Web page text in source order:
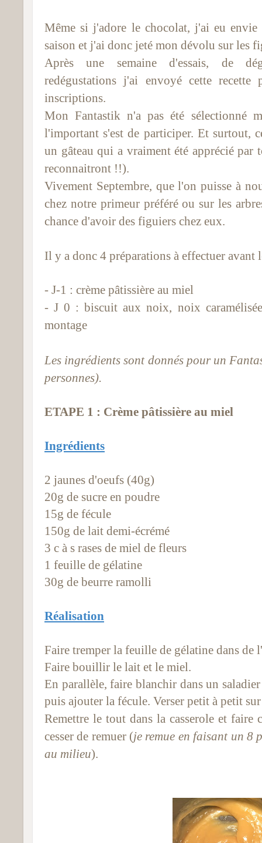
Même si j'adore le chocolat, j'ai eu
saison et j'ai donc jeté mon dévolu sur les
Après une semaine d'essais, de
redégustations j'ai envoyé cette
inscriptions.
Mon Fantastik n'a pas été sélectionné
l'important s'est de participer. Et surtout,
un gâteau qui a vraiment été apprécié
reconnaitront !!).
Vivement Septembre, que l'on puisse à
chez notre primeur préféré ou sur les
chance d'avoir des figuiers chez eux.
Il y a donc 4 préparations à effectuer avant
- J-1 : crème pâtissière au miel
- J 0 : biscuit aux noix, noix
montage
Les ingrédients sont donnés pour un
personnes).
ETAPE 1 : Crème pâtissière au miel
Ingrédients
2 jaunes d'oeufs (40g)
20g de sucre en poudre
15g de fécule
150g de lait demi-écrémé
3 c à s rases de miel de fleurs
1 feuille de gélatine
30g de beurre ramolli
Réalisation
Faire tremper la feuille de gélatine dans de
Faire bouillir le lait et le miel.
En parallèle, faire blanchir dans un
puis ajouter la fécule. Verser petit à petit
Remettre le tout dans la casserole et faire
cesser de remuer (je remue en faisant un 8
au milieu).